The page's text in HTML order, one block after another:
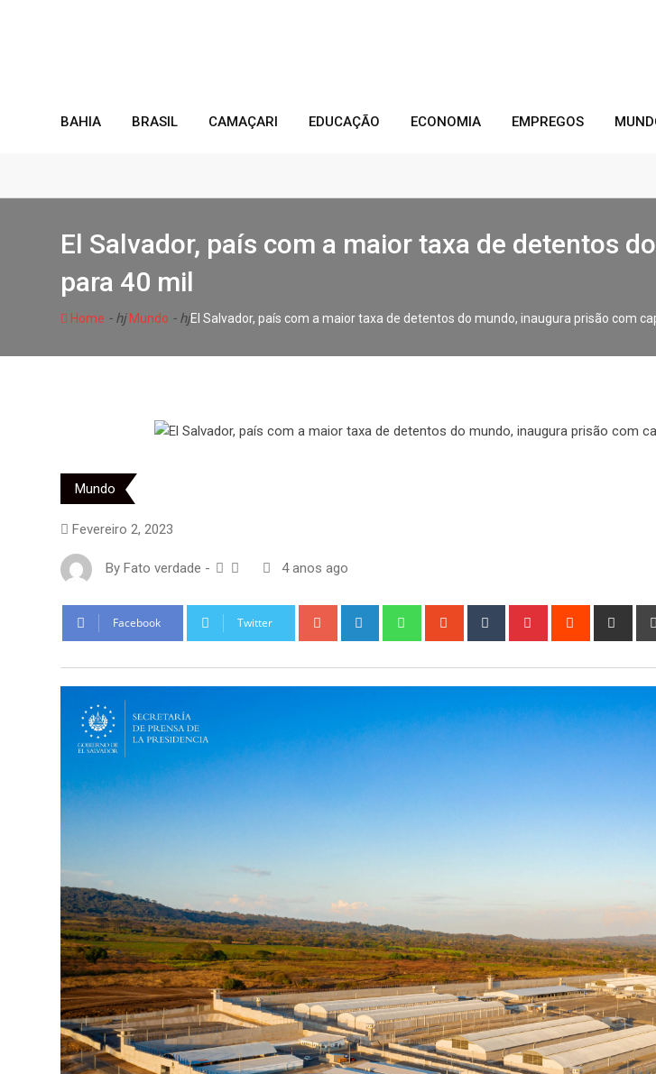
BAHIA BRASIL CAMAÇARI EDUCAÇÃO ECONOMIA EMPREGOS
El Salvador, país com a maior taxa de detentos
para 40 mil
Home - hjMundo - hjEl Salvador, país com a maior taxa de detentos do mundo, inaugura prisão com
Mundo
Fevereiro 2, 2023
By Fato verdade - 4 anos ago
Facebook Twitter Google+ LinkedIn WhatsappStumbleUpon
Tumblr Pinterest Reddit
Share